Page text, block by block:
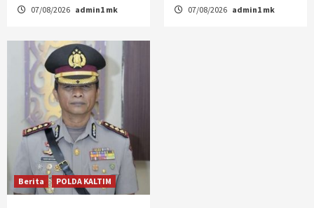
07/08/2026 admin1 mk 07/08/2026 admin1 mk
Berita POLDA KALTIM